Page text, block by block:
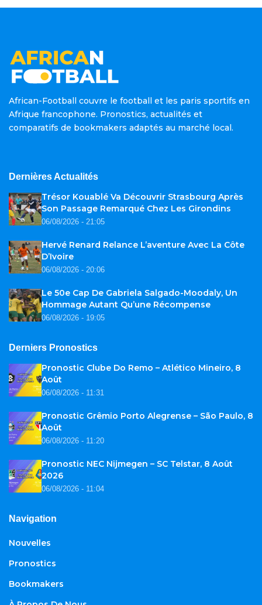
African-Football couvre le football et les paris sportifs en
Afrique francophone. Pronostics, actualités et
comparatifs de bookmakers adaptés au marché local.
Dernières Actualités
Trésor Kouablé Va Découvrir Strasbourg Après
Son Passage Remarqué Chez Les Girondins
06/08/2026 - 21:05
Hervé Renard Relance L’aventure Avec La Côte
D’Ivoire
06/08/2026 - 20:06
Le 50e Cap De Gabriela Salgado-Moodaly, Un
Hommage Autant Qu’une Récompense
06/08/2026 - 19:05
Derniers Pronostics
Pronostic Clube Do Remo – Atlético Mineiro, 8
Août
06/08/2026 - 11:31
Pronostic Grêmio Porto Alegrense – São Paulo, 8
Août
06/08/2026 - 11:20
Pronostic NEC Nijmegen – SC Telstar, 8 Août
2026
06/08/2026 - 11:04
Navigation
Nouvelles
Pronostics
Bookmakers